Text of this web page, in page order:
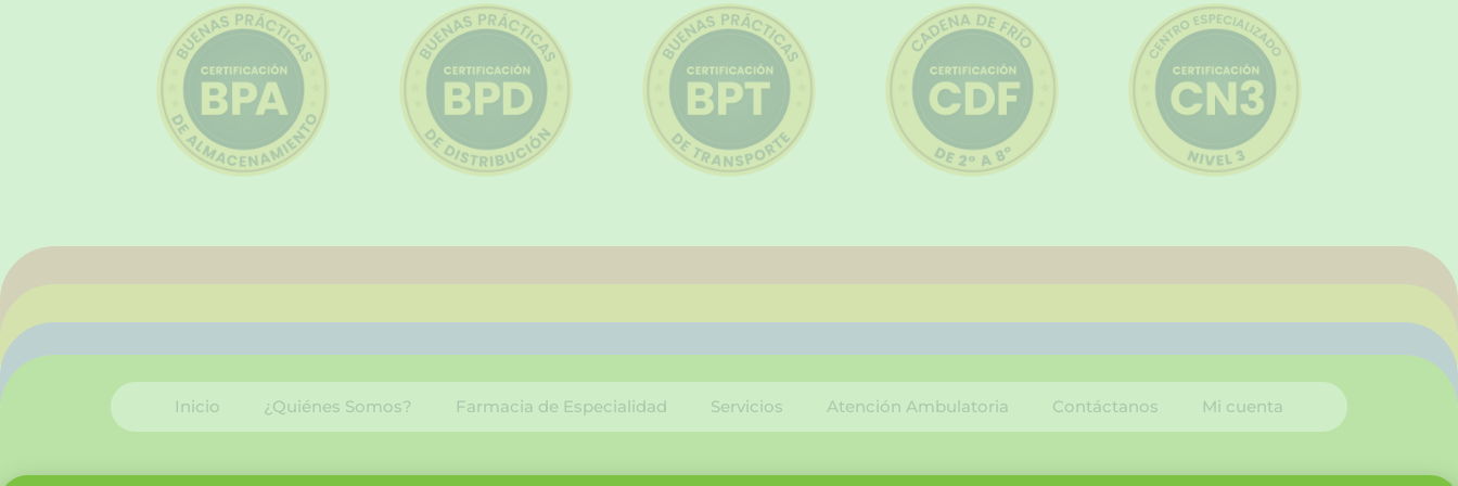
Inicio ¿Quiénes Somos? Farmacia de Especialidad Servicios Atención Ambulatoria Contáctanos Mi cuenta
F I L